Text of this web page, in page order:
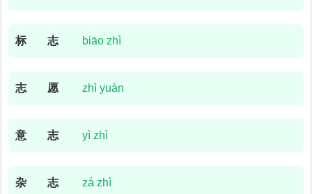
标 志 biāo zhì
志 愿 zhì yuàn
意 志 yì zhì
杂 志 zá zhì